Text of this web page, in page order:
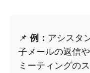
📌 例： アシスタ
子メールの返信
ミーティングの